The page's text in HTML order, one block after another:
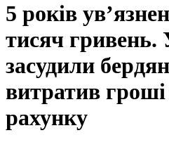
5 років
тисяч гривень.
засудили
витратив
рахунку